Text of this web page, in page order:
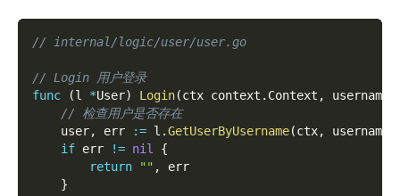
// internal/logic/user/user.go
// Login 用户登录
func
(l *User) Login(ctx context . Context , username
// 检查用户是否存在
    user
, err := l .GetUserByUsername(ctx, username
if err != nil
{
return
"" ,
err
}